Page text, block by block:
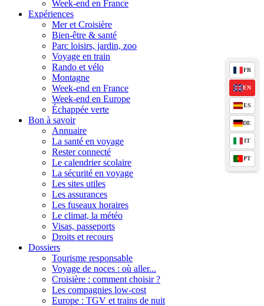
Week-end en France
Expériences
Mer et Croisière
Bien-être & santé
Parc loisirs, jardin, zoo
Voyage en train
Rando et vélo
Montagne
Week-end en France
Week-end en Europe
Échappée verte
Bon à savoir
Annuaire
La santé en voyage
Rester connecté
Le calendrier scolaire
La sécurité en voyage
Les sites utiles
Les assurances
Les fuseaux horaires
Le climat, la météo
Visas, passeports
Droits et recours
Dossiers
Tourisme responsable
Voyage de noces : où aller...
Croisière : comment choisir ?
Les compagnies low-cost
Europe : TGV et trains de nuit
FR
EN
ES
DE
IT
PT